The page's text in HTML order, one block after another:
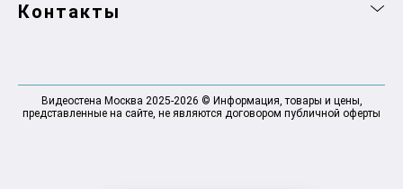
Контакты
Видеостена Москва 2025-2026 © Информация, товары и цены,
представленные на сайте, не являются договором публичной оферты